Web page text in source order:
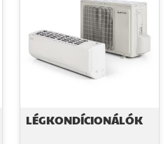
LÉGKONDÍCIONÁLÓK